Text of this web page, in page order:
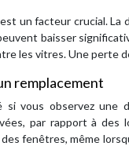
un facteur crucial. La
baisser
les vitres. Une perte
remplacement
si vous observez une
par rapport à des
fenêtres, même